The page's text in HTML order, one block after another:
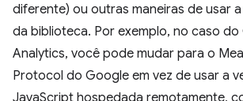
diferente) ou outras maneiras de usar
da biblioteca. Por exemplo, no caso
Analytics, você pode mudar para o
Protocol do Google em vez de usar a
JavaScript hospedada remotamente,